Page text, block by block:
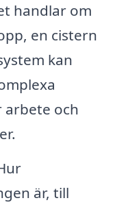
handlar om
en cistern
kan
arbete och
är, till